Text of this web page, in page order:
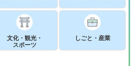
文化・観光・
スポーツ
しごと・産業